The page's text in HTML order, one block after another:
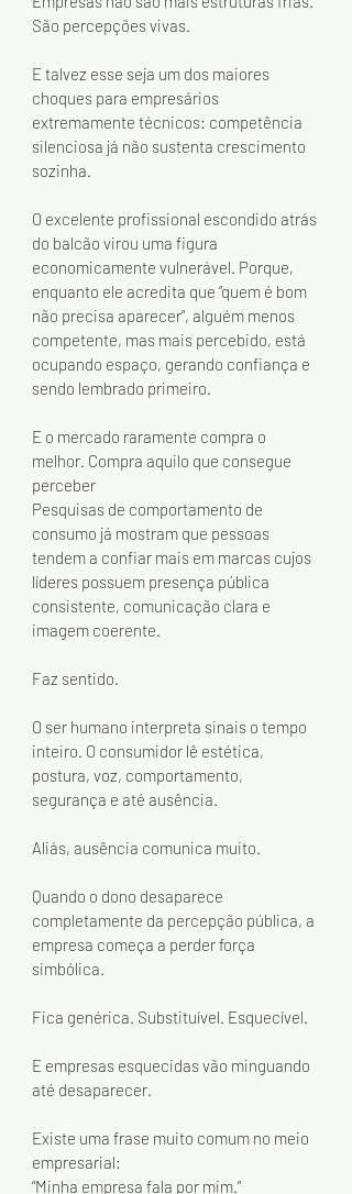
São percepções vivas.
E talvez esse seja um dos maiores
choques para empresários
extremamente técnicos: competência
silenciosa já não sustenta crescimento
sozinha.
O excelente profissional escondido atrás
do balcão virou uma figura
economicamente vulnerável. Porque,
enquanto ele acredita que “quem é bom
não precisa aparecer”, alguém menos
competente, mas mais percebido, está
ocupando espaço, gerando confiança e
sendo lembrado primeiro.
E o mercado raramente compra o
melhor. Compra aquilo que consegue
perceber
Pesquisas de comportamento de
consumo já mostram que pessoas
tendem a confiar mais em marcas cujos
líderes possuem presença pública
consistente, comunicação clara e
imagem coerente.
Faz sentido.
O ser humano interpreta sinais o tempo
inteiro. O consumidor lê estética,
postura, voz, comportamento,
segurança e até ausência.
Aliás, ausência comunica muito.
Quando o dono desaparece
completamente da percepção pública, a
empresa começa a perder força
simbólica.
Fica genérica. Substituível. Esquecível.
E empresas esquecidas vão minguando
até desaparecer.
Existe uma frase muito comum no meio
empresarial:
“Minha empresa fala por mim.”